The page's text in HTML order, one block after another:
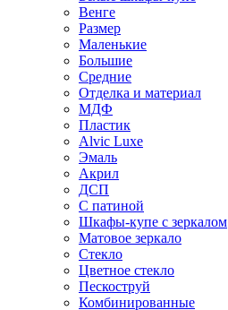
Венге
Размер
Маленькие
Большие
Средние
Отделка и материал
МДФ
Пластик
Alvic Luxe
Эмаль
Акрил
ДСП
С патиной
Шкафы-купе с зеркалом
Матовое зеркало
Стекло
Цветное стекло
Пескоструй
Комбинированные